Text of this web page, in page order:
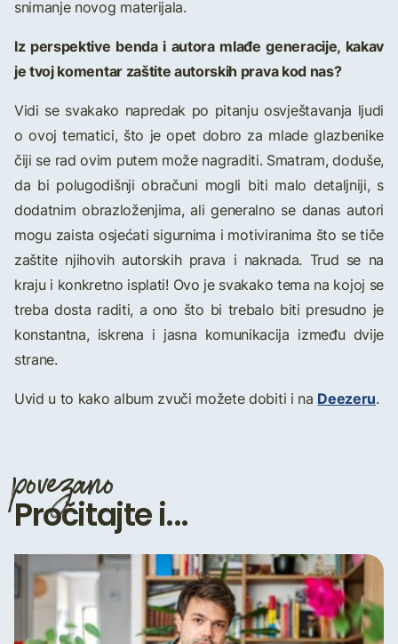
snimanje novog materijala.
Iz perspektive benda i autora mlađe generacije, kakav
je tvoj komentar zaštite autorskih prava kod nas?
Vidi se svakako napredak po pitanju osvještavanja ljudi
o ovoj tematici, što je opet dobro za mlade glazbenike
čiji se rad ovim putem može nagraditi. Smatram, doduše,
da bi polugodišnji obračuni mogli biti malo detaljniji, s
dodatnim obrazloženjima, ali generalno se danas autori
mogu zaista osjećati sigurnima i motiviranima što se tiče
zaštite njihovih autorskih prava i naknada. Trud se na
kraju i konkretno isplati! Ovo je svakako tema na kojoj se
treba dosta raditi, a ono što bi trebalo biti presudno je
konstantna, iskrena i jasna komunikacija između dvije
strane.
Uvid u to kako album zvuči možete dobiti i na Deezeru.
povezano
Pročitajte i...